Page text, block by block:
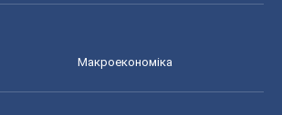
Макроекономіка